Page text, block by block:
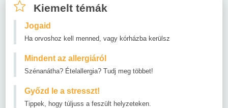
Kiemelt témák
Jogaid
Ha orvoshoz kell menned, vagy kórházba kerülsz
Mindent az allergiáról
Szénanátha? Ételallergia? Tudj meg többet!
Győzd le a stresszt!
Tippek, hogy túljuss a feszült helyzeteken.